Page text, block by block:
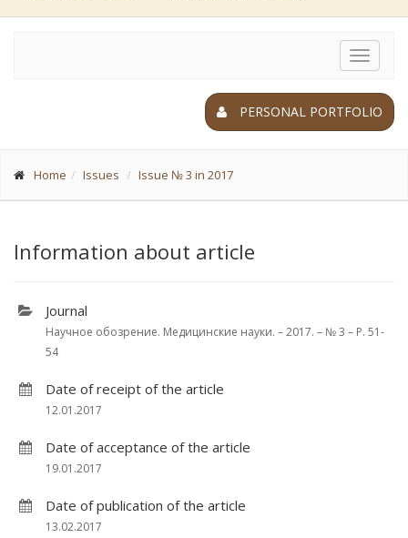
Toggle
PERSONAL PORTFOLIO
Home Issues Issue № 3 in 2017
Information about article
Journal
Научное обозрение. Медицинские науки. – 2017. – № 3 – P. 51-
54
Date of receipt of the article
12.01.2017
Date of acceptance of the article
19.01.2017
Date of publication of the article
13.02.2017